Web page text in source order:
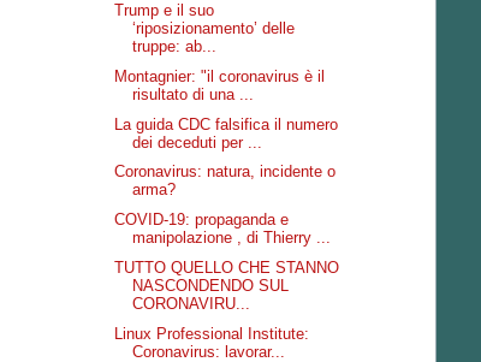
Trump e il suo
‘riposizionamento’ delle
truppe: ab...
Montagnier: "il coronavirus è il
risultato di una ...
La guida CDC falsifica il numero
dei deceduti per ...
Coronavirus: natura, incidente o
arma?
COVID-19: propaganda e
manipolazione , di Thierry ...
TUTTO QUELLO CHE STANNO
NASCONDENDO SUL
CORONAVIRU...
Linux Professional Institute:
Coronavirus: lavorar...